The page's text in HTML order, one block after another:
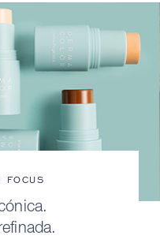
FOCUS